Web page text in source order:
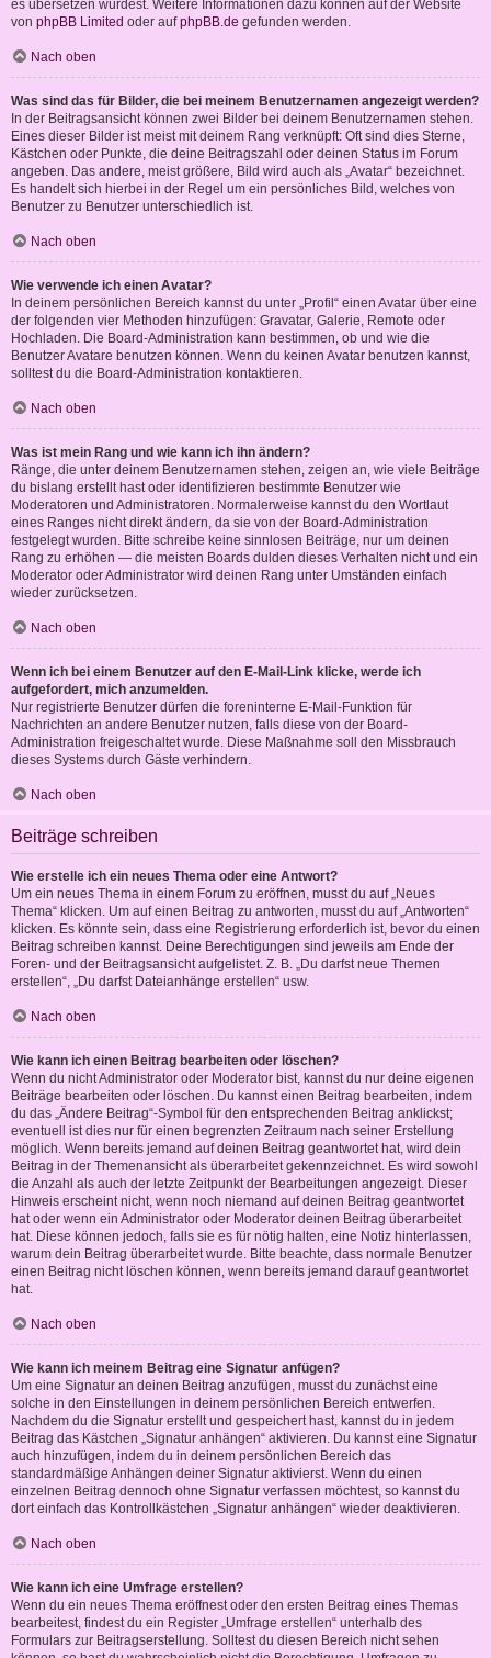
es übersetzen würdest. Weitere Informationen dazu können auf der Website
von phpBB Limited oder aufphpBB.de gefunden werden.
Nach oben
Was sind das für Bilder, die bei meinem Benutzernamen angezeigt werden?
In der Beitragsansicht können zwei Bilder bei deinem Benutzernamen stehen.
Eines dieser Bilder ist meist mit deinem Rang verknüpft: Oft sind dies Sterne,
Kästchen oder Punkte, die deine Beitragszahl oder deinen Status im Forum
angeben. Das andere, meist größere, Bild wird auch als „Avatar“ bezeichnet.
Es handelt sich hierbei in der Regel um ein persönliches Bild, welches von
Benutzer zu Benutzer unterschiedlich ist.
Nach oben
Wie verwende ich einen Avatar?
In deinem persönlichen Bereich kannst du unter „Profil“ einen Avatar über eine
der folgenden vier Methoden hinzufügen: Gravatar, Galerie, Remote oder
Hochladen. Die Board-Administration kann bestimmen, ob und wie die
Benutzer Avatare benutzen können. Wenn du keinen Avatar benutzen kannst,
solltest du die Board-Administration kontaktieren.
Nach oben
Was ist mein Rang und wie kann ich ihn ändern?
Ränge, die unter deinem Benutzernamen stehen, zeigen an, wie viele Beiträge
du bislang erstellt hast oder identifizieren bestimmte Benutzer wie
Moderatoren und Administratoren. Normalerweise kannst du den Wortlaut
eines Ranges nicht direkt ändern, da sie von der Board-Administration
festgelegt wurden. Bitte schreibe keine sinnlosen Beiträge, nur um deinen
Rang zu erhöhen — die meisten Boards dulden dieses Verhalten nicht und ein
Moderator oder Administrator wird deinen Rang unter Umständen einfach
wieder zurücksetzen.
Nach oben
Wenn ich bei einem Benutzer auf den E-Mail-Link klicke, werde ich
aufgefordert, mich anzumelden.
Nur registrierte Benutzer dürfen die foreninterne E-Mail-Funktion für
Nachrichten an andere Benutzer nutzen, falls diese von der Board-
Administration freigeschaltet wurde. Diese Maßnahme soll den Missbrauch
dieses Systems durch Gäste verhindern.
Nach oben
Beiträge schreiben
Wie erstelle ich ein neues Thema oder eine Antwort?
Um ein neues Thema in einem Forum zu eröffnen, musst du auf „Neues
Thema“ klicken. Um auf einen Beitrag zu antworten, musst du auf „Antworten“
klicken. Es könnte sein, dass eine Registrierung erforderlich ist, bevor du einen
Beitrag schreiben kannst. Deine Berechtigungen sind jeweils am Ende der
Foren- und der Beitragsansicht aufgelistet. Z. B. „Du darfst neue Themen
erstellen“, „Du darfst Dateianhänge erstellen“ usw.
Nach oben
Wie kann ich einen Beitrag bearbeiten oder löschen?
Wenn du nicht Administrator oder Moderator bist, kannst du nur deine eigenen
Beiträge bearbeiten oder löschen. Du kannst einen Beitrag bearbeiten, indem
du das „Ändere Beitrag“-Symbol für den entsprechenden Beitrag anklickst;
eventuell ist dies nur für einen begrenzten Zeitraum nach seiner Erstellung
möglich. Wenn bereits jemand auf deinen Beitrag geantwortet hat, wird dein
Beitrag in der Themenansicht als überarbeitet gekennzeichnet. Es wird sowohl
die Anzahl als auch der letzte Zeitpunkt der Bearbeitungen angezeigt. Dieser
Hinweis erscheint nicht, wenn noch niemand auf deinen Beitrag geantwortet
hat oder wenn ein Administrator oder Moderator deinen Beitrag überarbeitet
hat. Diese können jedoch, falls sie es für nötig halten, eine Notiz hinterlassen,
warum dein Beitrag überarbeitet wurde. Bitte beachte, dass normale Benutzer
einen Beitrag nicht löschen können, wenn bereits jemand darauf geantwortet
hat.
Nach oben
Wie kann ich meinem Beitrag eine Signatur anfügen?
Um eine Signatur an deinen Beitrag anzufügen, musst du zunächst eine
solche in den Einstellungen in deinem persönlichen Bereich entwerfen.
Nachdem du die Signatur erstellt und gespeichert hast, kannst du in jedem
Beitrag das Kästchen „Signatur anhängen“ aktivieren. Du kannst eine Signatur
auch hinzufügen, indem du in deinem persönlichen Bereich das
standardmäßige Anhängen deiner Signatur aktivierst. Wenn du einen
einzelnen Beitrag dennoch ohne Signatur verfassen möchtest, so kannst du
dort einfach das Kontrollkästchen „Signatur anhängen“ wieder deaktivieren.
Nach oben
Wie kann ich eine Umfrage erstellen?
Wenn du ein neues Thema eröffnest oder den ersten Beitrag eines Themas
bearbeitest, findest du ein Register „Umfrage erstellen“ unterhalb des
Formulars zur Beitragserstellung. Solltest du diesen Bereich nicht sehen